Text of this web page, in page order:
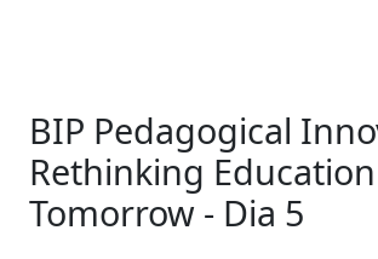
BIP Pedagogical
Rethinking
Tomorrow - Dia 5